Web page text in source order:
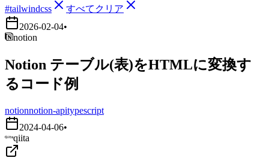
#tailwindcss
すべてクリア
2026-02-04•
notion
Notion テーブル(表)をHTMLに変換す
るコード例
notionnotion-apitypescript
2024-04-06•
qiita